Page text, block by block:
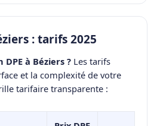
: tarifs 2025
à Béziers ? Les tarifs
et la complexité de votre
tarifaire transparente :